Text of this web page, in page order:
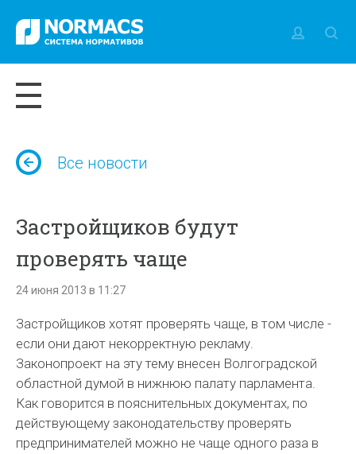
Все новости
Застройщиков будут
проверять чаще
24 июня 2013 в 11:27
Застройщиков хотят проверять чаще, в том числе -
если они дают некорректную рекламу.
Законопроект на эту тему внесен Волгоградской
областной думой в нижнюю палату парламента.
Как говорится в пояснительных документах, по
действующему законодательству проверять
предпринимателей можно не чаще одного раза в